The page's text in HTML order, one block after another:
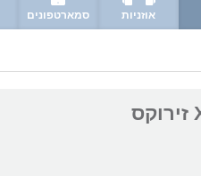
אוזניות סמארטפונים